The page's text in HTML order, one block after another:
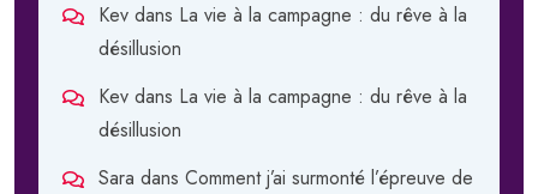
Kev dans La vie à la campagne : du rêve à la
désillusion
Kev dans La vie à la campagne : du rêve à la
désillusion
Sara dans Comment j’ai surmonté l’épreuve de